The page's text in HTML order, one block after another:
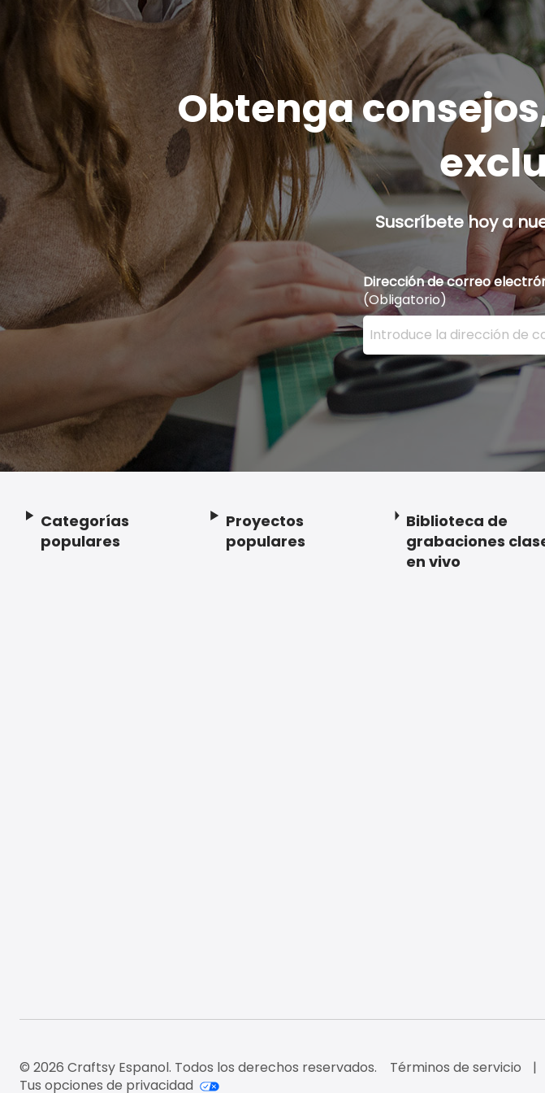
Obtenga
Suscríbete hoy a
Dirección de correo
(Obligatorio)
Ingrese su dirección de
Footer
Categorías
populares
Proyectos
populares
Biblioteca de
grabaciones
en vivo
© 2026 Craftsy Espanol. Todos los derechos reservados. Términos de servicio
Tus opciones de privacidad